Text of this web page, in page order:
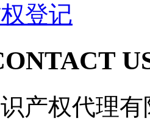
登记
产权代理有